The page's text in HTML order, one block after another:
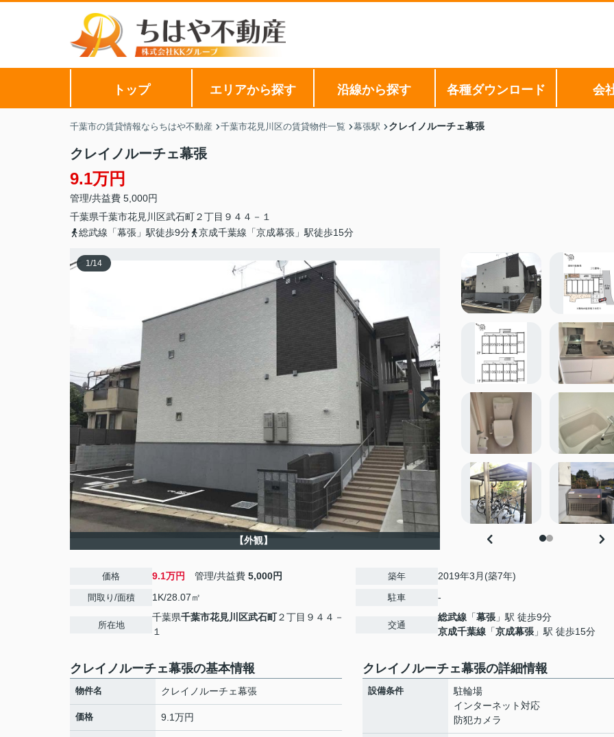
トップ エリアから探す 沿線から探す 各種ダウンロード 会
千葉市の賃貸情報ならちはや不動産 千葉市花見川区の賃貸物件一覧 幕張駅 クレイノルーチェ幕張
クレイノルーチェ幕張
9.1万円
管理/共益費 5,000円
千葉県千葉市花見川区武石町２丁目９４４－１
総武線「幕張」駅徒歩9分
京成千葉線「京成幕張」駅徒歩15分
1/14
【外観】
価格 9.1万円 管理/共益費 5,000円
間取り/面積 1K/28.07㎡
所在地
千葉県千葉市花見川区武石町２丁目９４４－
１
築年 2019年3月(築7年)
駐車 -
交通
総武線 「幕張 」駅 徒歩9分
京成千葉線 「京成幕張 」駅 徒歩15分
クレイノルーチェ幕張の基本情報
物件名 クレイノルーチェ幕張
価格 9.1万円
クレイノルーチェ幕張の詳細情報
設備条件
駐輪場
インターネット対応
防犯カメラ